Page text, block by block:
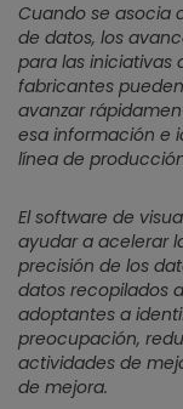
Cuando se asocia
de datos, los
para las iniciativas
fabricantes
avanzar
esa información e
línea de
El software de
ayudar a acelerar
precisión de los
datos recopilados
adoptantes a
preocupación,
actividades de
de mejora.